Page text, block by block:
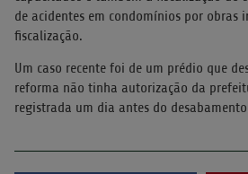
de acidentes em condomínios por obras
fiscalização.
Um caso recente foi de um prédio que
reforma não tinha autorização da
registrada um dia antes do